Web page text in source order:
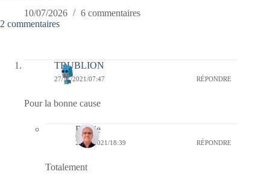
10/07/2026
6 commentaires
2 commentaires
TRUBLION
27/11/2021/07:47 RÉPONDRE
Pour la bonne cause
Bernie
29/11/2021/18:39 RÉPONDRE
Totalement